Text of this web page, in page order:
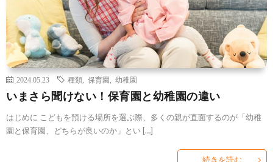
2024.05.23 種類 保育園 幼稚園
いまさら聞けない！保育園と幼稚園の違い
はじめに こどもを預ける場所を選ぶ際、多くの親が直面するのが「幼稚
園と保育園、どちらが良いのか」とい […]
続きを読む